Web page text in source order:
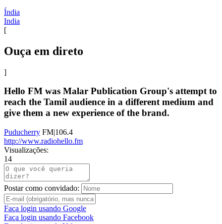
Índia
India
[
Ouça em direto
]
Hello FM was Malar Publication Group's attempt to
reach the Tamil audience in a different medium and
give them a new experience of the brand.
Puducherry FM|106.4
http://www.radiohello.fm
Visualizações:
14
Postar como convidado:
Faça login usando Google
Faça login usando Facebook